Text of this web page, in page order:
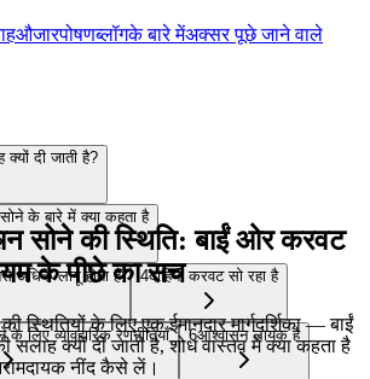
औजारपोषणब्लॉगके बारे मेंअक्सर पूछे जाने वाले
दी जाती है?
के बारे में क्या कहता है
अधिक लागू होता है 4दाहिनी करवट सो रहा है
लिए व्यावहारिक रणनीतियाँ 6आश्वासन लायक है
सोने की स्थिति: बाईं ओर करवट
के पीछे का सच
स्थितियों के लिए एक ईमानदार मार्गदर्शिका — बाईं
क्यों दी जाती है, शोध वास्तव में क्या कहता है
नींद कैसे लें।